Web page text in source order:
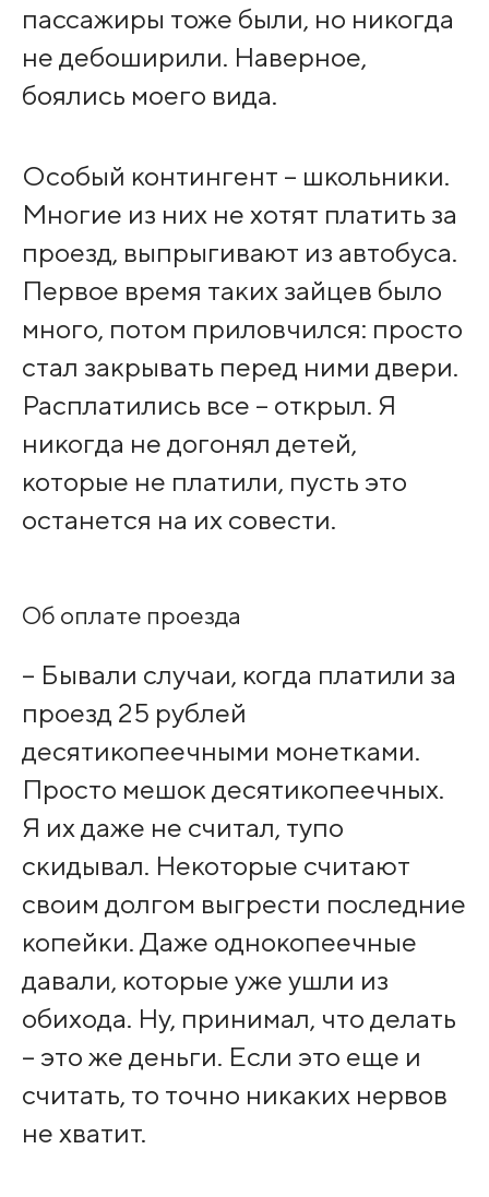
пассажиры тоже были, но никогда
не дебоширили. Наверное,
боялись моего вида.
Особый контингент – школьники.
Многие из них не хотят платить за
проезд, выпрыгивают из автобуса.
Первое время таких зайцев было
много, потом приловчился: просто
стал закрывать перед ними двери.
Расплатились все – открыл. Я
никогда не догонял детей,
которые не платили, пусть это
останется на их совести.
Об оплате проезда
– Бывали случаи, когда платили за
проезд 25 рублей
десятикопеечными монетками.
Просто мешок десятикопеечных.
Я их даже не считал, тупо
скидывал. Некоторые считают
своим долгом выгрести последние
копейки. Даже однокопеечные
давали, которые уже ушли из
обихода. Ну, принимал, что делать
– это же деньги. Если это еще и
считать, то точно никаких нервов
не хватит.